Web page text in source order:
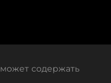
содержать